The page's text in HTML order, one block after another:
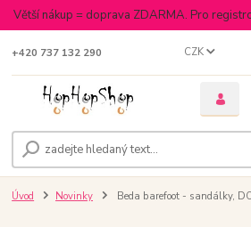
Větší nákup = doprava ZDARMA. Pro
CZK
+420 737 132 290
Úvod Novinky Beda barefoot - sandálky,